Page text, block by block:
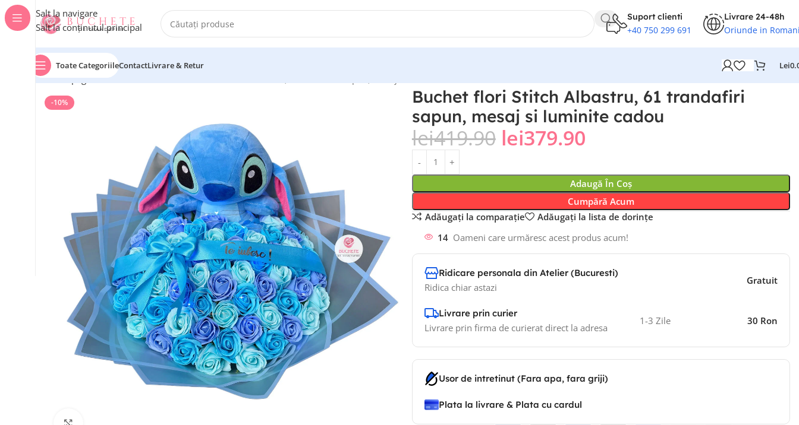
Salt la navigare
Salt la conținutul principal
Suport clienti
+40 750 299 691
Livrare 24-48h
Oriunde in
Toate CategoriileContactLivrare & Retur Lei
Prima pagină Buchete cu Stitch
-10%
Buchet flori Stitch Albastru, 61 trandafiri
sapun, mesaj si luminite cadou
lei419.90 lei379.90
Adaugă În Coș
Cumpără Acum
Adăugați la comparație
Adăugați la lista de dorințe
14 Oameni care urmăresc acest produs acum!
Ridicare personala din Atelier (Bucuresti)
Ridica chiar astazi
Gratuit
Livrare prin curier
Livrare prin firma de curierat direct la adresa
1-3 Zile 30 Ron
Usor de intretinut (Fara apa, fara griji)
Plata la livrare & Plata cu cardul